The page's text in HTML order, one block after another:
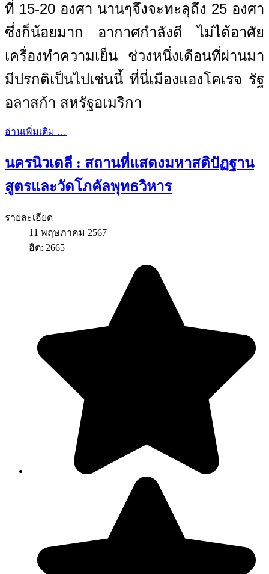
ที่ 15-20 องศา นานๆจึงจะทะลุถึง 25 องศา
ซึ่งก็น้อยมาก อากาศกำลังดี ไม่ได้อาศัย
เครื่องทำความเย็น ช่วงหนึ่งเดือนที่ผ่านมา
มีปรกติเป็นไปเช่นนี้ ที่นี่เมืองแองโคเรจ รัฐ
อลาสก้า สหรัฐอเมริกา
อ่านเพิ่มเติม …
นครนิวเดลี : สถานที่แสดงมหาสติปัฏฐาน
สูตรและวัดโภคัลพุทธวิหาร
รายละเอียด
11 พฤษภาคม 2567
ฮิต: 2665